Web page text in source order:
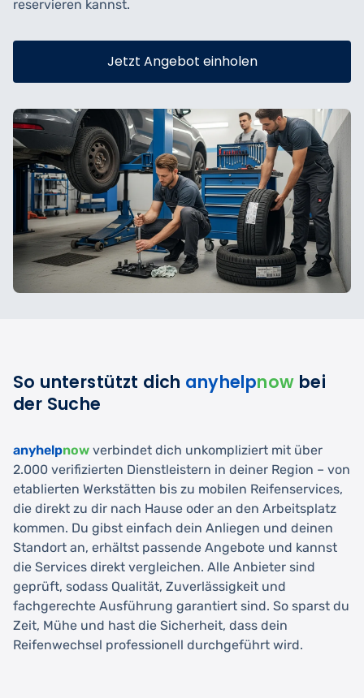
reservieren kannst.
Jetzt Angebot einholen
So unterstützt dich anyhelpnow bei
der Suche
anyhelpnow verbindet dich unkompliziert mit über
2.000 verifizierten Dienstleistern in deiner Region – von
etablierten Werkstätten bis zu mobilen Reifenservices,
die direkt zu dir nach Hause oder an den Arbeitsplatz
kommen. Du gibst einfach dein Anliegen und deinen
Standort an, erhältst passende Angebote und kannst
die Services direkt vergleichen. Alle Anbieter sind
geprüft, sodass Qualität, Zuverlässigkeit und
fachgerechte Ausführung garantiert sind. So sparst du
Zeit, Mühe und hast die Sicherheit, dass dein
Reifenwechsel professionell durchgeführt wird.